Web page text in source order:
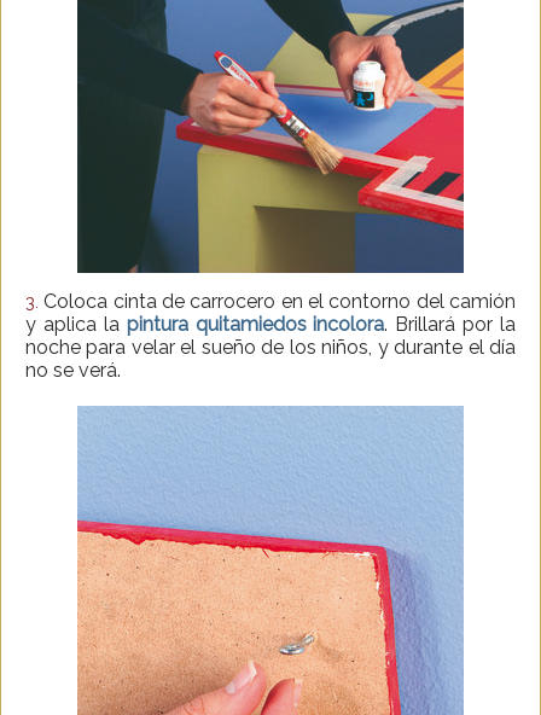
3. Coloca cinta de carrocero en el contorno del camión
y aplica la pintura quitamiedos incolora. Brillará por la
noche para velar el sueño de los niños, y durante el día
no se verá.